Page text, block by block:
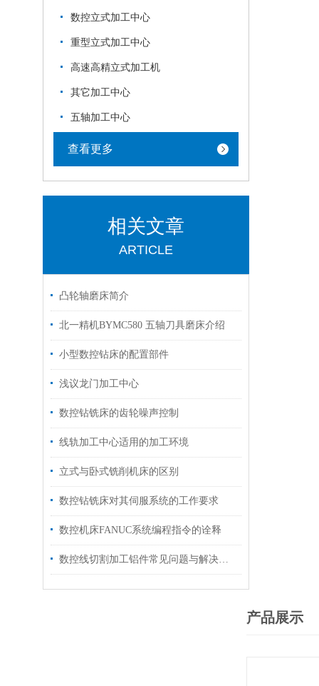
数控立式加工中心
重型立式加工中心
高速高精立式加工机
其它加工中心
五轴加工中心
查看更多
相关文章
ARTICLE
凸轮轴磨床简介
北一精机BYMC580 五轴刀具磨床介绍
小型数控钻床的配置部件
浅议龙门加工中心
数控钻铣床的齿轮噪声控制
线轨加工中心适用的加工环境
立式与卧式铣削机床的区别
数控钻铣床对其伺服系统的工作要求
数控机床FANUC系统编程指令的诠释
数控线切割加工铝件常见问题与解决方法
产品展示